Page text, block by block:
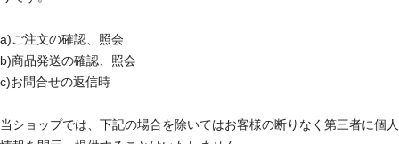
a)ご注文の確認、照会
b)商品発送の確認、照会
c)お問合せの返信時
当ショップでは、下記の場合を除いてはお客様の断りなく第三者に個人